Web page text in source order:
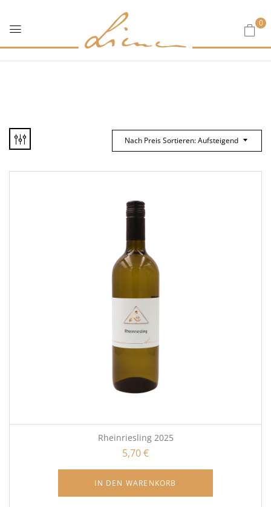
0
Nach Preis Sortieren: Aufsteigend
Rheinriesling 2025
5,70€
IN DEN WARENKORB